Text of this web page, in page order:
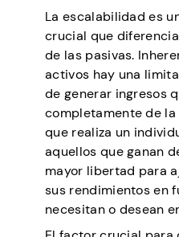
La escalabilidad es
crucial que
de las pasivas.
activos hay una
de generar ingresos
completamente de
que realiza un
aquellos que ganan
mayor libertad para
sus rendimientos en
necesitan o desean